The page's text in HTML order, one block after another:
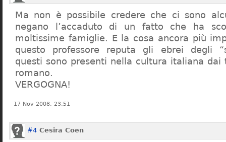
Ma non è possibile credere che ci sono
negano l’accaduto di un fatto che ha
moltissime famiglie. E la cosa ancora più
questo professore reputa gli ebrei degli
questi sono presenti nella cultura italiana dai
romano.
VERGOGNA!
17 Nov 2008, 23:51
#4 Cesira Coen